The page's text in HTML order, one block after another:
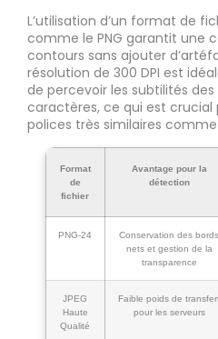
L’utilisation d’un format de
comme le PNG garantit une
contours sans ajouter
résolution de 300 DPI est
de percevoir les subtilités
caractères, ce qui est
polices très similaires
Format
de
fichier
Avantage pour la
détection
PNG-24
Conservation des bords
nets et gestion de la
transparence
JPEG
Haute
Qualité
Faible poids de
pour les serveurs